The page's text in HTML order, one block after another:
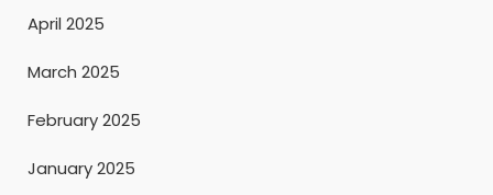
April 2025
March 2025
February 2025
January 2025